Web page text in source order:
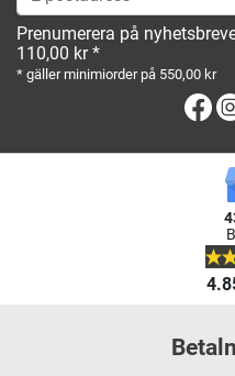
Prenumerera på
110,00 kr *
* gäller minimiorder på 550,00 kr